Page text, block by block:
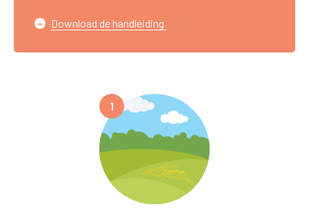
Download de handleiding